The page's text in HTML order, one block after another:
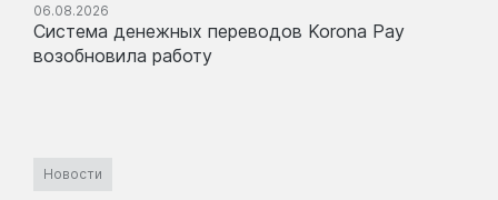
06.08.2026
Система денежных переводов Korona Pay
возобновила работу
Новости